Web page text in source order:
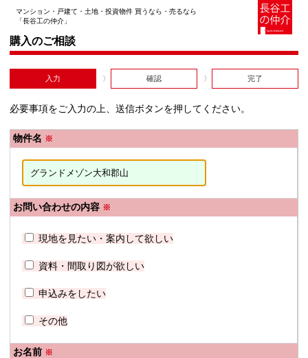
マンション・戸建て・土地・投資物件 買うなら・売るなら
「長谷工の仲介」
購入のご相談
入力 確認 完了
必要事項をご入力の上、送信ボタンを押してください。
物件名 ※
お問い合わせの内容 ※
現地を見たい・案内して欲しい
資料・間取り図が欲しい
申込みをしたい
その他
お名前 ※